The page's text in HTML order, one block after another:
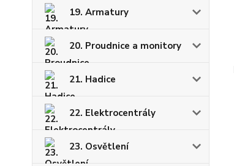
19. Armatury
20. Proudnice a monitory
21. Hadice
22. Elektrocentrály
23. Osvětlení